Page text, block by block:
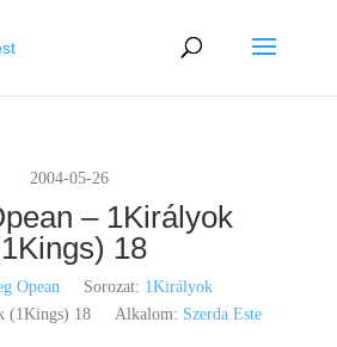
2004-05-26
– 1Királyok
18
Opean Sorozat: 1Királyok
(1Kings) 18 Alkalom: Szerda Este